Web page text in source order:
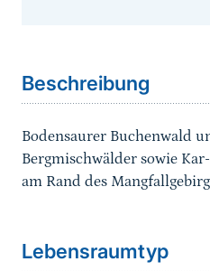
Beschreibung
Bodensaurer Buchenwald
Bergmischwälder sowie
am Rand des
Lebensraumtyp